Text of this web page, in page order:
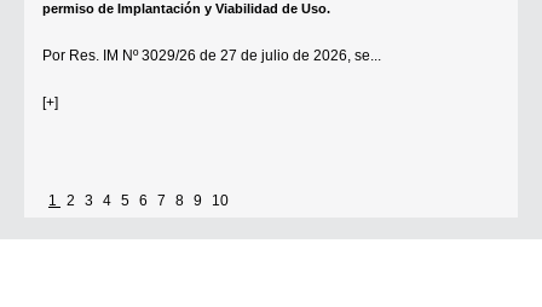
permiso de Implantación y Viabilidad de Uso.
Por Res. IM Nº 3029/26 de 27 de julio de 2026, se...
[+]
1 2 3 4 5 6 7 8 9 10